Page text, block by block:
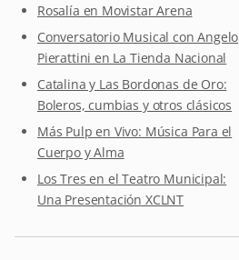
Rosalía en Movistar Arena
Conversatorio Musical con Angelo
Pierattini en La Tienda Nacional
Catalina y Las Bordonas de Oro:
Boleros, cumbias y otros clásicos
Más Pulp en Vivo: Música Para el
Cuerpo y Alma
Los Tres en el Teatro Municipal:
Una Presentación XCLNT